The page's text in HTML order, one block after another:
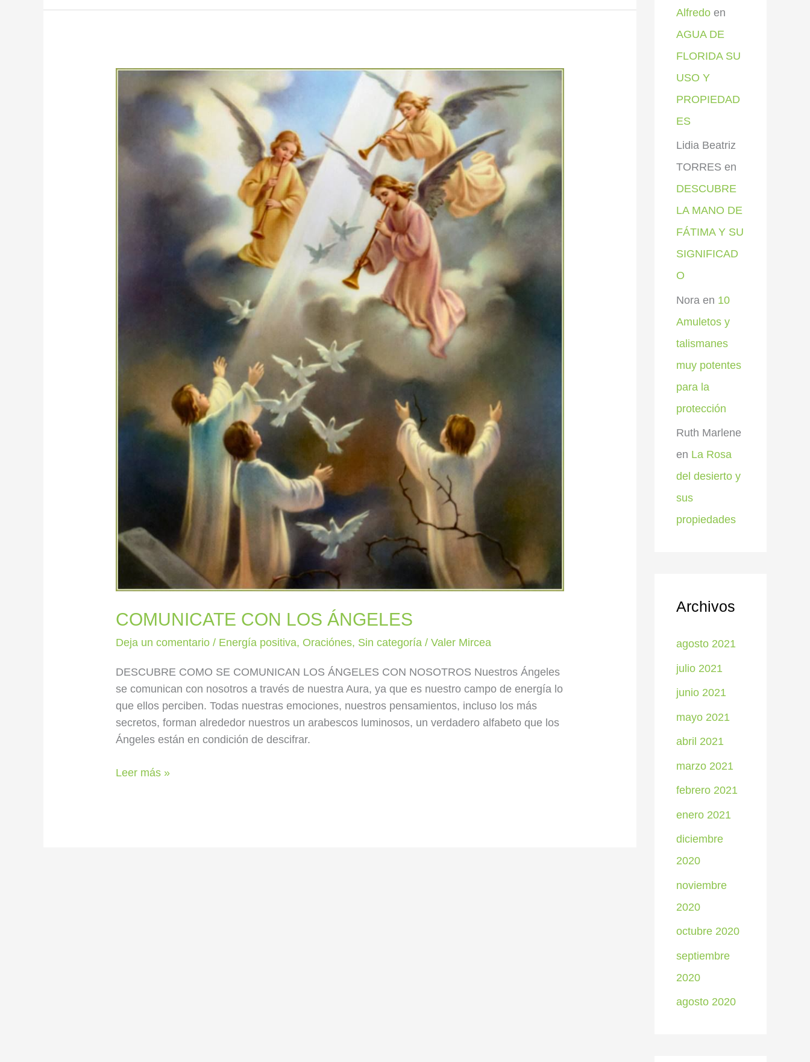
COMUNICATE CON LOS ÁNGELES
Deja un comentario / Energía positiva, Oraciónes, Sin categoría /Valer Mircea
DESCUBRE COMO SE COMUNICAN LOS ÁNGELES CON NOSOTROS Nuestros Ángeles
se comunican con nosotros a través de nuestra Aura, ya que es nuestro campo de energía lo
que ellos perciben. Todas nuestras emociones, nuestros pensamientos, incluso los más
secretos, forman alrededor nuestros un arabescos luminosos, un verdadero alfabeto que los
Ángeles están en condición de descifrar.
COMUNICATE
CON
Leer más »
Alfredo en
AGUA DE
FLORIDA SU
USO Y
PROPIEDAD
ES
Lidia Beatriz
TORRES en
DESCUBRE
LA MANO DE
FÁTIMA Y SU
SIGNIFICAD
O
Nora en 10
Amuletos y
talismanes
muy potentes
para la
protección
Ruth Marlene
en La Rosa
del desierto y
sus
propiedades
Archivos
agosto 2021
julio 2021
junio 2021
mayo 2021
abril 2021
marzo 2021
febrero 2021
enero 2021
diciembre
2020
noviembre
2020
octubre 2020
septiembre
2020
agosto 2020